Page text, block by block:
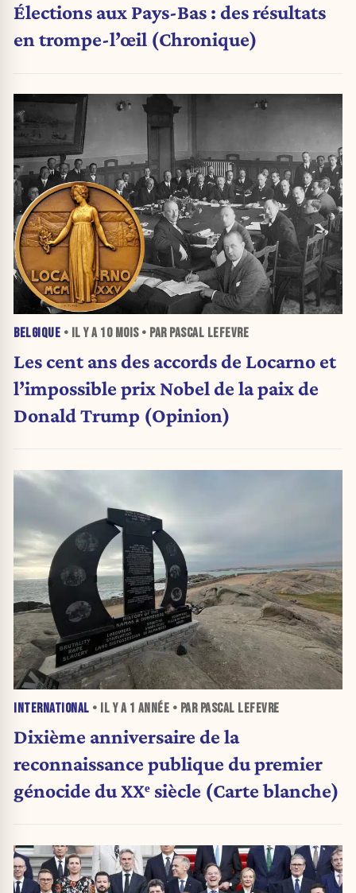
Élections aux Pays-Bas : des résultats
en trompe-l’œil (Chronique)
BELGIQUE • IL Y A 10 MOIS• PAR PASCAL LEFEVRE
Les cent ans des accords de Locarno et
l’impossible prix Nobel de la paix de
Donald Trump (Opinion)
INTERNATIONAL • IL Y A 1 ANNÉE • PAR PASCAL LEFEVRE
Dixième anniversaire de la
reconnaissance publique du premier
génocide du XXᵉ siècle (Carte blanche)